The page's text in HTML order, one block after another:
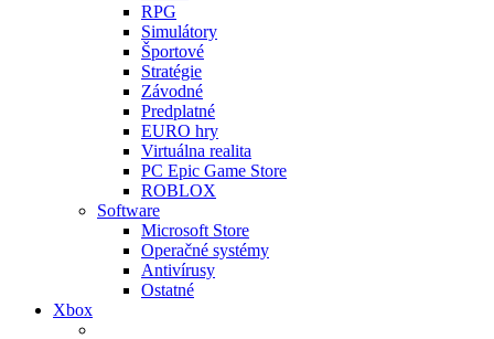
RPG
Simulátory
Športové
Stratégie
Závodné
Predplatné
EURO hry
Virtuálna realita
PC Epic Game Store
ROBLOX
Software
Microsoft Store
Operačné systémy
Antivírusy
Ostatné
Xbox